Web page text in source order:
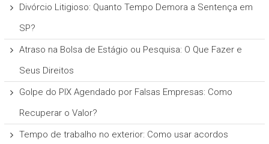
Divórcio Litigioso: Quanto Tempo Demora a Sentença em
SP?
Atraso na Bolsa de Estágio ou Pesquisa: O Que Fazer e
Seus Direitos
Golpe do PIX Agendado por Falsas Empresas: Como
Recuperar o Valor?
Tempo de trabalho no exterior: Como usar acordos